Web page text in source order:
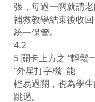
張，每過一關就請
補救教學結束後收回
統一保管。
4.2
5 關卡上方之 “輕鬆
“外星打字機” 能
輕易過關，視為學
跳過。